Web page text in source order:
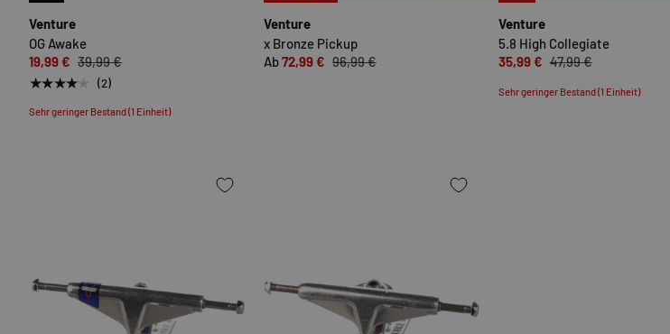
Venture
OG Awake
19,99 € 39,99 €
★★★★★ (2)
Sehr geringer Bestand (1 Einheit)
Venture
x Bronze Pickup
Ab72,99 € 96,99 €
Venture
5.8 High Collegiate
35,99 € 47,99 €
Sehr geringer Bestand (1 Einheit)